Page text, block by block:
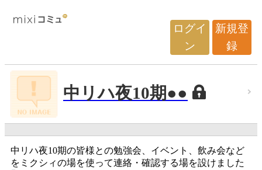
ログイ
ン
新規登
録
中リハ夜10期●●
中リハ夜10期の皆様との勉強会、イベント、飲み会など
をミクシィの場を使って連絡・確認する場を設けました